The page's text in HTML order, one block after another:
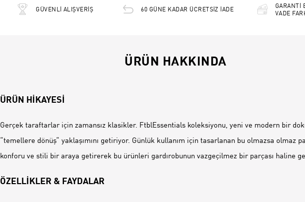
GÜVENLİ ALIŞVERİŞ 60 GÜNE KADAR ÜCRETSİZ İADE
GARANTİ
VADE
ÜRÜN HAKKINDA
ÜRÜN HİKAYESİ
Gerçek taraftarlar için zamansız klasikler. FtblEssentials koleksiyonu, yeni ve modern bir
“temellere dönüş“ yaklaşımını getiriyor. Günlük kullanım için tasarlanan bu olmazsa olmaz
konforu ve stili bir araya getirerek bu ürünleri gardırobunun vazgeçilmez bir parçası haline
ÖZELLİKLER & FAYDALAR